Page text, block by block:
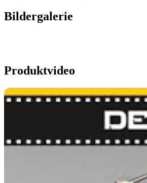
Bildergalerie
Produktvideo